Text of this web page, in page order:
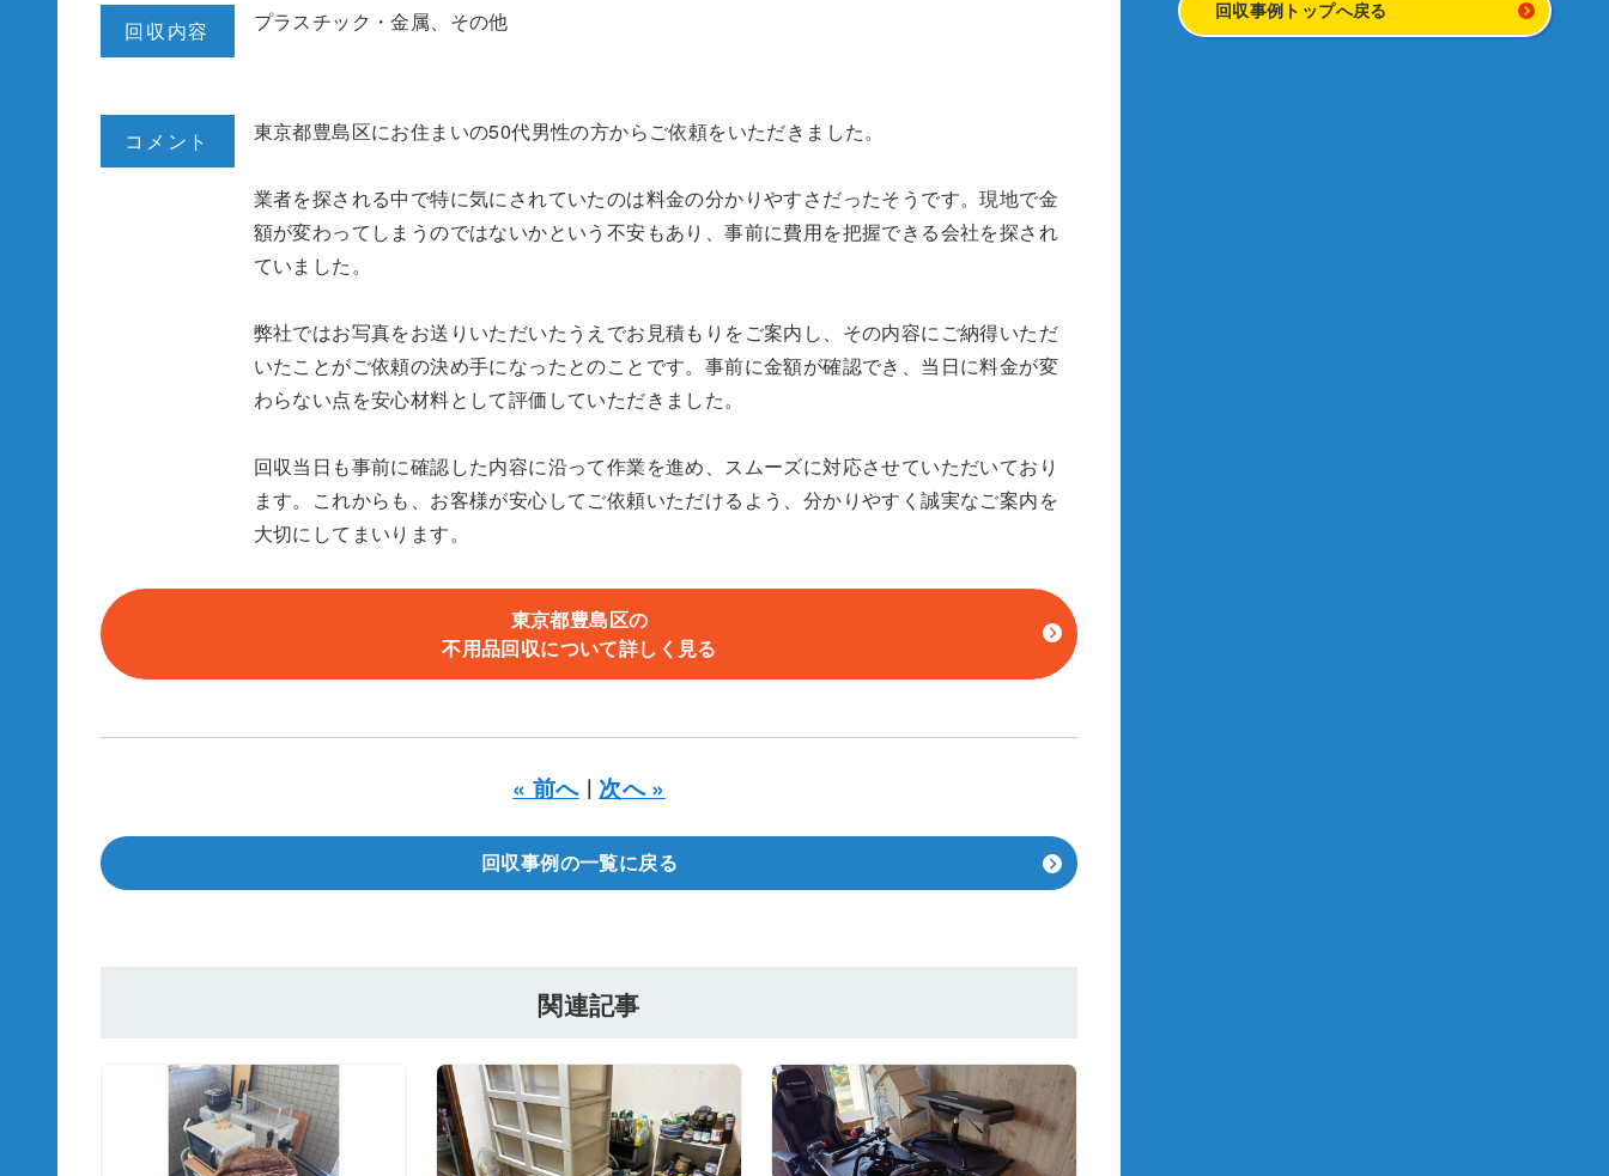
回収内容 プラスチック・金属、その他
コメント 東京都豊島区にお住まいの50代男性の方からご依頼をいただきました。
業者を探される中で特に気にされていたのは料金の分かりやすさだったそうです。現地で金
額が変わってしまうのではないかという不安もあり、事前に費用を把握できる会社を探され
ていました。
弊社ではお写真をお送りいただいたうえでお見積もりをご案内し、その内容にご納得いただ
いたことがご依頼の決め手になったとのことです。事前に金額が確認でき、当日に料金が変
わらない点を安心材料として評価していただきました。
回収当日も事前に確認した内容に沿って作業を進め、スムーズに対応させていただいており
ます。これからも、お客様が安心してご依頼いただけるよう、分かりやすく誠実なご案内を
大切にしてまいります。
東京都豊島区の
不用品回収について詳しく見る
« 前へ｜ 次へ »
回収事例の一覧に戻る
関連記事
回収事例トップへ戻る